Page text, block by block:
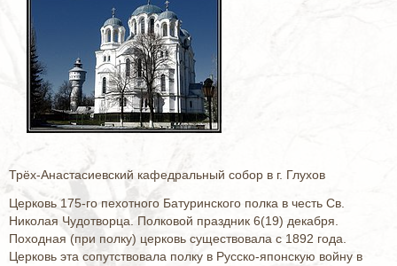
Трёх-Анастасиевский кафедральный собор в г. Глухов
Церковь 175-го пехотного Батуринского полка в честь Св.
Николая Чудотворца. Полковой праздник 6(19) декабря.
Походная (при полку) церковь существовала с 1892 года.
Церковь эта сопутствовала полку в Русско-японскую войну в